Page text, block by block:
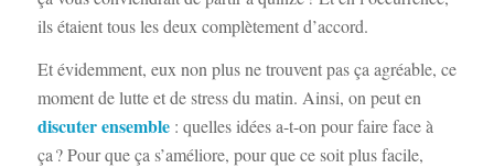
ils étaient tous les deux complètement d’accord.
Et évidemment, eux non plus ne trouvent pas ça agréable, ce
moment de lutte et de stress du matin. Ainsi, on peut en
discuter ensemble: quelles idées a-t-on pour faire face à
ça ? Pour que ça s’améliore, pour que ce soit plus facile,